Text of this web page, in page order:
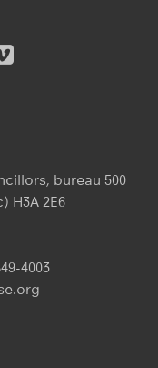
bureau 500
H3A 2E6
4003